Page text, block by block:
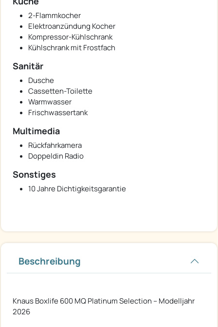
2-Flammkocher
Elektroanzündung Kocher
Kompressor-Kühlschrank
Kühlschrank mit Frostfach
Sanitär
Dusche
Cassetten-Toilette
Warmwasser
Frischwassertank
Multimedia
Rückfahrkamera
Doppeldin Radio
Sonstiges
10 Jahre Dichtigkeitsgarantie
Beschreibung
Knaus Boxlife 600 MQ Platinum Selection – Modelljahr
2026